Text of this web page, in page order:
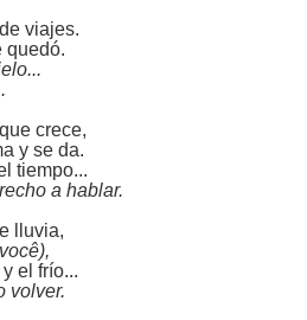
viajes.
quedó.
crece,
y se da.
tiempo...
a hablar.
lluvia,
el frío...
volver.